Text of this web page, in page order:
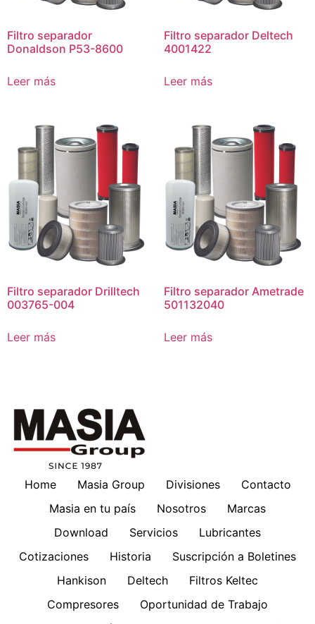
Filtro separador
Donaldson P53-8600
Leer más
Filtro separador Deltech
4001422
Leer más
Filtro separador Drilltech
003765-004
Leer más
Filtro separador Ametrade
501132040
Leer más
Home Masia Group Divisiones
Contacto
Masia en tu país
Nosotros
Marcas
Download
Servicios
Lubricantes
Cotizaciones
Historia
Suscripción a Boletines
Hankison
Deltech
Filtros Keltec
Compresores
Oportunidad de Trabajo